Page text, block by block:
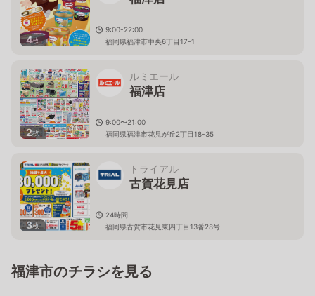
4枚
9:00-22:00
福岡県福津市中央6丁目17-1
2枚
ルミエール
福津店
9:00〜21:00
福岡県福津市花見が丘2丁目18-35
3枚
トライアル
古賀花見店
24時間
福岡県古賀市花見東四丁目13番28号
福津市のチラシを見る